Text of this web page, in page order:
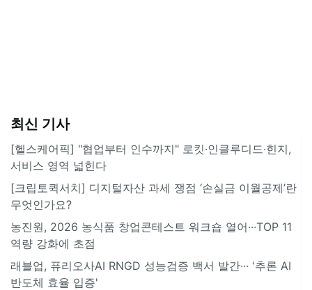
최신 기사
[헬스케어픽] "협업부터 인수까지" 로킷·인클루디드·힌지,
서비스 영역 넓힌다
[크립토퀵서치] 디지털자산 과세 쟁점 ‘손실금 이월공제’란
무엇인가요?
농진원, 2026 농식품 창업콘테스트 워크숍 열어···TOP 11
역량 강화에 초점
래블업, 퓨리오사AI RNGD 성능검증 백서 발간··· '추론 AI
반도체 효율 입증'